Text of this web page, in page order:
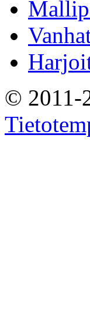
© 2011-